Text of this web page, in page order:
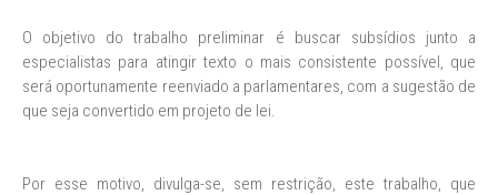
O objetivo do trabalho preliminar é buscar subsídios junto a
especialistas para atingir texto o mais consistente possível, que
será oportunamente reenviado a parlamentares, com a sugestão de
que seja convertido em projeto de lei.
Por esse motivo, divulga-se, sem restrição, este trabalho, que